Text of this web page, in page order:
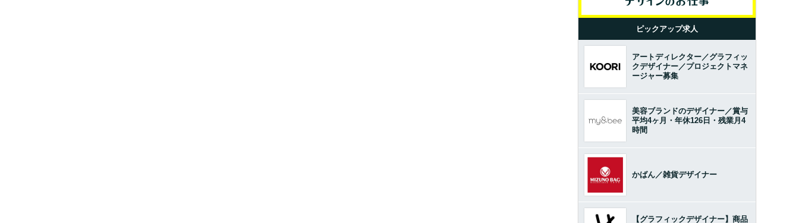
ピックアップ求人
アートディレクター／グラフィッ
クデザイナー／プロジェクトマネ
ージャー募集
美容ブランドのデザイナー／賞与
平均4ヶ月・年休126日・残業月4
時間
かばん／雑貨デザイナー
【グラフィックデザイナー】商品